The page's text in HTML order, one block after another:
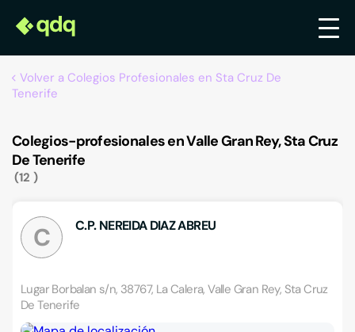
Volver a Colegios Profesionales en Sta Cruz De
Tenerife
Colegios-profesionales en Valle Gran Rey, Sta Cruz
De Tenerife
12
C C.P. NEREIDA DIAZ ABREU
Lugar Borbalan s/n, 38767, La Calera, Valle Gran Rey, Sta Cruz
De Tenerife